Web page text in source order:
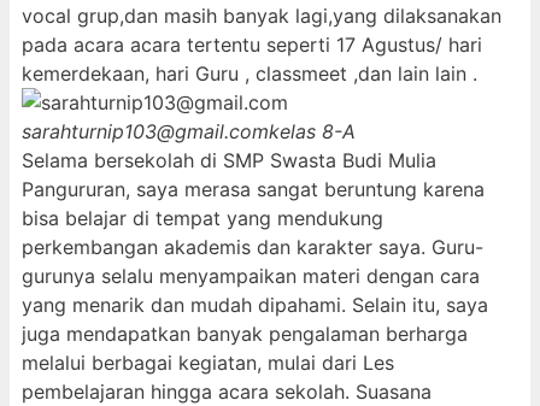
vocal grup,dan masih banyak lagi,yang dilaksanakan
pada acara acara tertentu seperti 17 Agustus/ hari
kemerdekaan, hari Guru , classmeet ,dan lain lain .
sarahturnip103@gmail.comkelas 8-A
Selama bersekolah di SMP Swasta Budi Mulia
Pangururan, saya merasa sangat beruntung karena
bisa belajar di tempat yang mendukung
perkembangan akademis dan karakter saya. Guru-
gurunya selalu menyampaikan materi dengan cara
yang menarik dan mudah dipahami. Selain itu, saya
juga mendapatkan banyak pengalaman berharga
melalui berbagai kegiatan, mulai dari Les
pembelajaran hingga acara sekolah. Suasana